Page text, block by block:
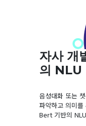
자사 개
의 NLU
음성대화 또는
파악하고 의미
Bert 기반의